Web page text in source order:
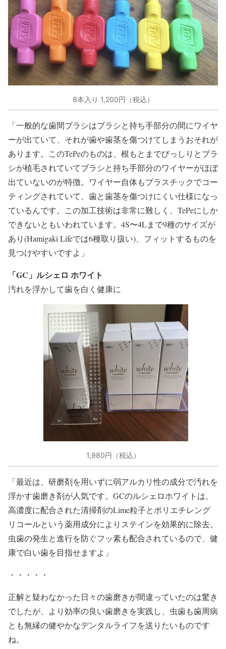
8本入り 1,200円（税込）
「一般的な歯間ブラシはブラシと持ち手部分の間にワイヤ
ーが出ていて、それが歯や歯茎を傷つけてしまうおそれが
あります。このTePeのものは、根もとまでびっしりとブラ
シが植毛されていてブラシと持ち手部分のワイヤーがほぼ
出ていないのが特徴。ワイヤー自体もプラスチックでコー
ティングされていて、歯と歯茎を傷つけにくい仕様になっ
ているんです。この加工技術は非常に難しく、TePeにしか
できないともいわれています。4S〜4Lまで9種のサイズが
あり(Hamigaki Lifeでは6種取り扱い)、フィットするものを
見つけやすいですよ」
「GC」ルシェロ ホワイト
汚れを浮かして歯を白く健康に
1,980円（税込）
「最近は、研磨剤を用いずに弱アルカリ性の成分で汚れを
浮かす歯磨き剤が人気です。GCのルシェロホワイトは、
高濃度に配合された清掃剤のLime粒子とポリエチレング
リコールという薬用成分によりステインを効果的に除去。
虫歯の発生と進行を防ぐフッ素も配合されているので、健
康で白い歯を目指せますよ」
・・・・・
正解と疑わなかった日々の歯磨きが間違っていたのは驚き
でしたが、より効率の良い歯磨きを実践し、虫歯も歯周病
とも無縁の健やかなデンタルライフを送りたいものです
ね。